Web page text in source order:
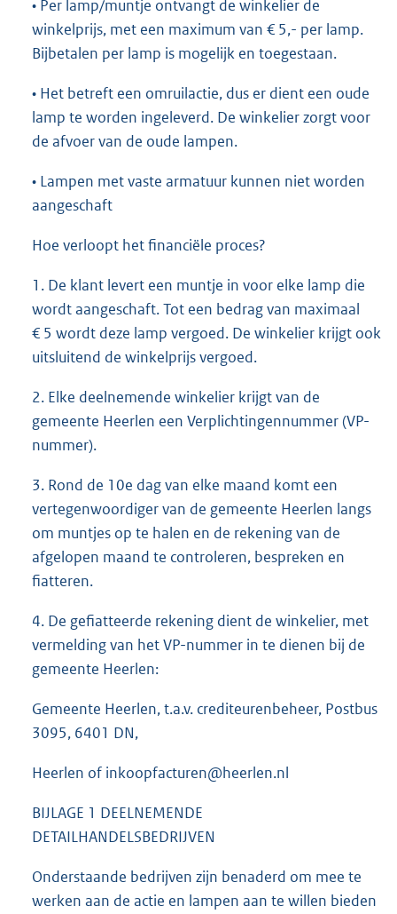
• Per lamp/muntje ontvangt de winkelier de
winkelprijs, met een maximum van € 5,- per lamp.
Bijbetalen per lamp is mogelijk en toegestaan.
• Het betreft een omruilactie, dus er dient een oude
lamp te worden ingeleverd. De winkelier zorgt voor
de afvoer van de oude lampen.
• Lampen met vaste armatuur kunnen niet worden
aangeschaft
Hoe verloopt het financiële proces?
1. De klant levert een muntje in voor elke lamp die
wordt aangeschaft. Tot een bedrag van maximaal
€ 5 wordt deze lamp vergoed. De winkelier krijgt ook
uitsluitend de winkelprijs vergoed.
2. Elke deelnemende winkelier krijgt van de
gemeente Heerlen een Verplichtingennummer (VP-
nummer).
3. Rond de 10e dag van elke maand komt een
vertegenwoordiger van de gemeente Heerlen langs
om muntjes op te halen en de rekening van de
afgelopen maand te controleren, bespreken en
fiatteren.
4. De gefiatteerde rekening dient de winkelier, met
vermelding van het VP-nummer in te dienen bij de
gemeente Heerlen:
Gemeente Heerlen, t.a.v. crediteurenbeheer, Postbus
3095, 6401 DN,
Heerlen of inkoopfacturen@heerlen.nl
BIJLAGE 1 DEELNEMENDE
DETAILHANDELSBEDRIJVEN
Onderstaande bedrijven zijn benaderd om mee te
werken aan de actie en lampen aan te willen bieden